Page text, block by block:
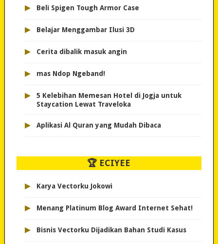
▸ Beli Spigen Tough Armor Case
▸ Belajar Menggambar Ilusi 3D
▸ Cerita dibalik masuk angin
▸ mas Ndop Ngeband!
▸
5 Kelebihan Memesan Hotel di Jogja untuk
Staycation Lewat Traveloka
▸ Aplikasi Al Quran yang Mudah Dibaca
🏆 ECIYEE
▸ Karya Vectorku Jokowi
▸ Menang Platinum Blog Award Internet Sehat!
▸ Bisnis Vectorku Dijadikan Bahan Studi Kasus